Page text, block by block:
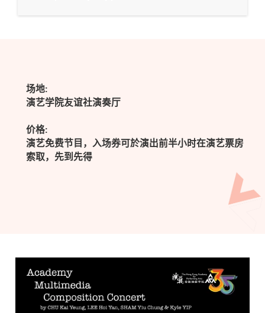
场地:
演艺学院友谊社演奏厅
价格:
演艺免费节目，入场券可於演出前半小时在演艺票房
索取，先到先得